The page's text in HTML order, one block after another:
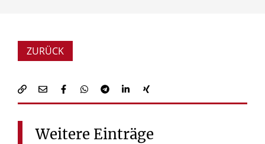
ZURÜCK
Weitere Einträge